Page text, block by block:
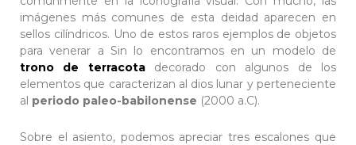
imágenes más comunes de esta deidad aparecen en
sellos cilíndricos. Uno de estos raros ejemplos de objetos
para venerar a Sin lo encontramos en un modelo de
trono de terracotadecorado con algunos de los
elementos que caracterizan al dios lunar y perteneciente
al periodo paleo-babilonense (2000 a.C).
Sobre el asiento, podemos apreciar tres escalones que